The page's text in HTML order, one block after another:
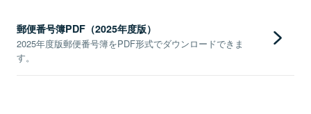
郵便番号簿PDF（2025年度版）
2025年度版郵便番号簿をPDF形式でダウンロードできま
す。